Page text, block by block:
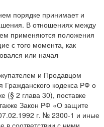
порядке принимает и
В отношениях между
применяются положения
с того момента, как
или начал
и Продавцом
кодекса РФ о
(§ 2 глава 30), поставке
Закон РФ «О защите
г. № 2300-1 и иные
в соответствии с ними.